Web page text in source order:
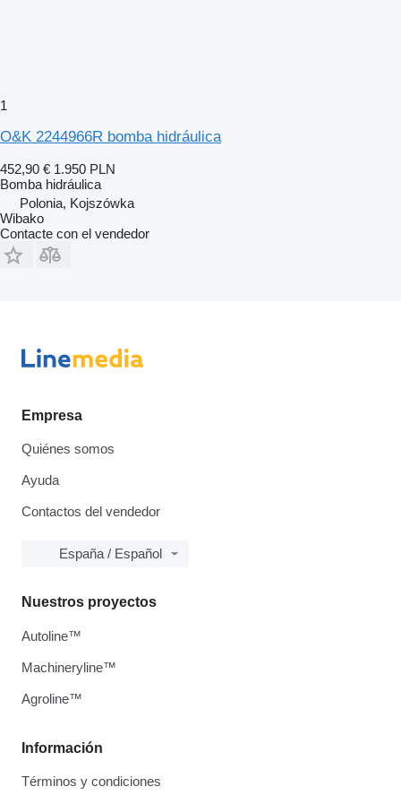
1
O&K 2244966R bomba hidráulica
452,90 € 1.950 PLN
Bomba hidráulica
Polonia, Kojszówka
Wibako
Contacte con el vendedor
Empresa
Quiénes somos
Ayuda
Contactos del vendedor
España / Español
Información
Términos y condiciones
Nuestros proyectos
Autoline™
Machineryline™
Agroline™